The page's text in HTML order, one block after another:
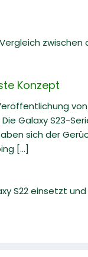
Konzept
Galaxy S23-
sich der
[...]
S22 einsetzt